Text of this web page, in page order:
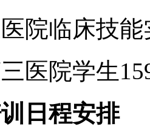
院临床技能
医院学生
日程安排